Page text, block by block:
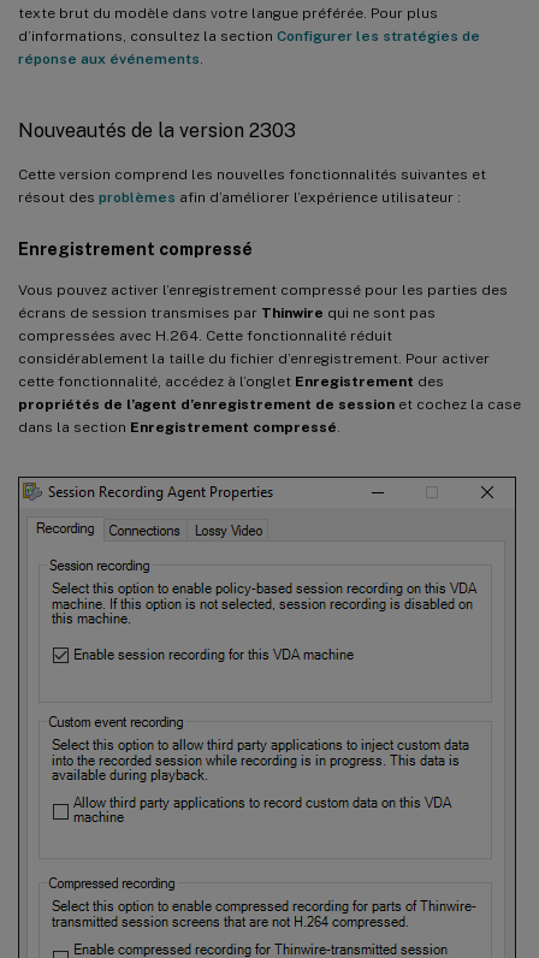
texte brut du modèle dans votre langue préférée. Pour plus
d’informations, consultez la section Configurer les stratégies de
réponse aux événements
Nouveautés de la version 2303
Cette version comprend les nouvelles fonctionnalités suivantes et
résout des problèmes afin d’améliorer l’expérience utilisateur :
Enregistrement compressé
Vous pouvez activer l’enregistrement compressé pour les parties des
écrans de session transmises par Thinwire qui ne sont pas
compressées avec H.264. Cette fonctionnalité réduit
considérablement la taille du fichier d’enregistrement. Pour activer
cette fonctionnalité, accédez à l’onglet Enregistrement des
propriétés de l’agent d’enregistrement de session et cochez la case
dans la section Enregistrement compressé